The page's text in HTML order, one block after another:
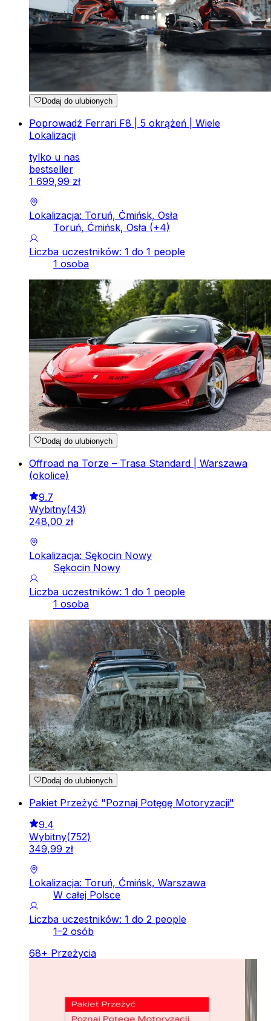
Dodaj do ulubionych
Poprowadź Ferrari F8 | 5 okrążeń | Wiele
Lokalizacji
tylko u nas
bestseller
1 699,99 zł
Lokalizacja: Toruń, Ćmińsk, Osła
Toruń, Ćmińsk, Osła (+4)
Liczba uczestników: 1 do 1 people
1 osoba
Dodaj do ulubionych
Offroad na Torze – Trasa Standard | Warszawa
(okolice)
9.7
Wybitny(43)
248,00 zł
Lokalizacja: Sękocin Nowy
Sękocin Nowy
Liczba uczestników: 1 do 1 people
1 osoba
Dodaj do ulubionych
Pakiet Przeżyć "Poznaj Potęgę Motoryzacji"
9.4
Wybitny(752)
349,99 zł
Lokalizacja: Toruń, Ćmińsk, Warszawa
W całej Polsce
Liczba uczestników: 1 do 2 people
1–2 osób
68+ Przeżycia